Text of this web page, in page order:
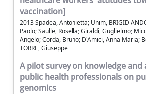
vaccination]
2013 Spadea, Antonietta; Unim, BRIGID
Paolo; Saulle, Rosella; Giraldi, Guglielmo;
Angelo; Corda, Bruno; D'Amici, Anna Maria;
TORRE, Giuseppe
A pilot survey on knowledge
public health professionals on
genomics